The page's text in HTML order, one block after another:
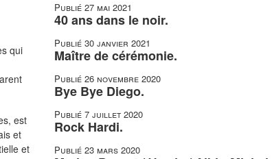
qui
est
et
et
Publié 27 mai 2021
40 ans dans le noir.
Publié 30 janvier 2021
Maître de cérémonie.
Publié 26 novembre 2020
Bye Bye Diego.
Publié 7 juillet 2020
Rock Hardi.
Publié 23 mars 2020